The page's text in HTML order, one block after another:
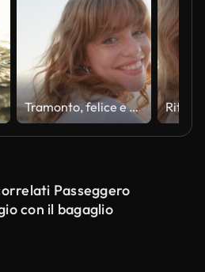
Tramonto, felice e volto di donna dall'oceano per le vacanze estive, le vacanze e il fine settimana in mare. Viaggio, zenzero e ritratto di persona con fiducia, felicità e gioia per divertimento, relax e calma nella natura
Passeggero
con il bagaglio